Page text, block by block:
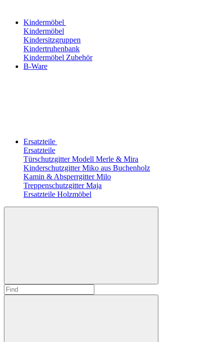
Kindermöbel
Kindermöbel
Kindersitzgruppen
Kindertruhenbank
Kindermöbel Zubehör
B-Ware
Ersatzteile
Ersatzteile
Türschutzgitter Modell Merle & Mira
Kinderschutzgitter Miko aus Buchenholz
Kamin & Absperrgitter Milo
Treppenschutzgitter Maja
Ersatzteile Holzmöbel